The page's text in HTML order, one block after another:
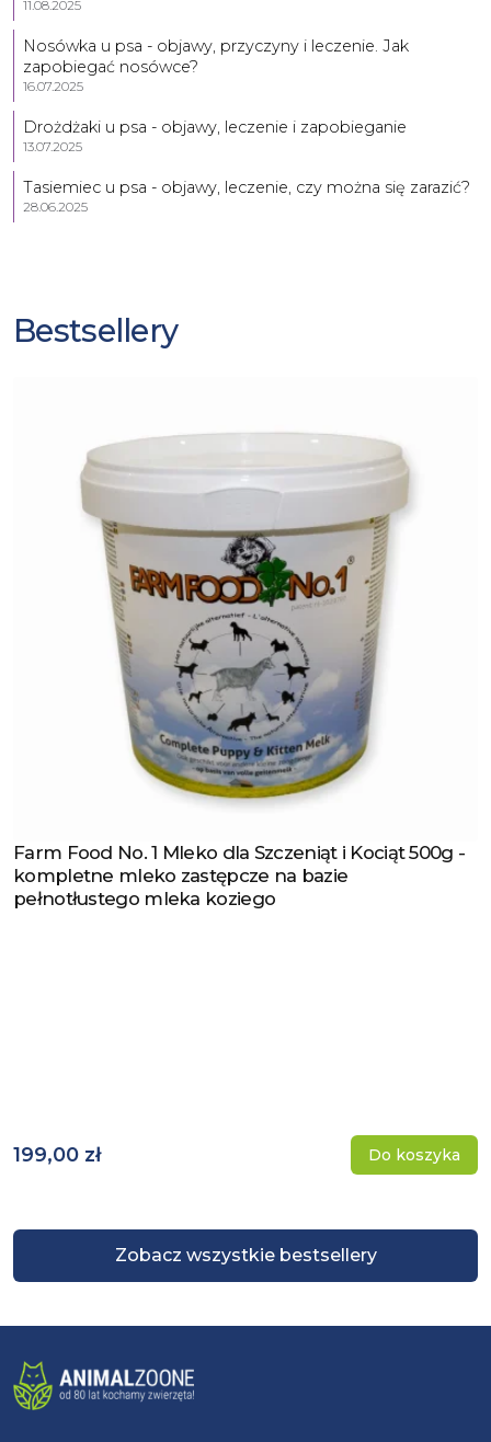
11.08.2025
Nosówka u psa - objawy, przyczyny i leczenie. Jak
zapobiegać nosówce?
16.07.2025
Drożdżaki u psa - objawy, leczenie i zapobieganie
13.07.2025
Tasiemiec u psa - objawy, leczenie, czy można się zarazić?
28.06.2025
Bestsellery
Zobacz wszystkie bestsellery
Zobacz produkt
Farm Food No. 1 Mleko dla Szczeniąt i Kociąt 500g -
kompletne mleko zastępcze na bazie
pełnotłustego mleka koziego
199,00 zł Do koszyka